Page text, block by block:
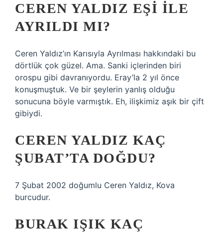
CEREN YALDIZ EŞI ILE
AYRILDI MI?
Ceren Yaldız’ın Karısıyla Ayrılması hakkındaki bu
dörtlük çok güzel. Ama. Sanki içlerinden biri
orospu gibi davranıyordu. Eray’la 2 yıl önce
konuşmuştuk. Ve bir şeylerin yanlış olduğu
sonucuna böyle varmıştık. Eh, ilişkimiz aşık bir çift
gibiydi.
CEREN YALDIZ KAÇ
ŞUBAT’TA DOĞDU?
7 Şubat 2002 doğumlu Ceren Yaldız, Kova
burcudur.
BURAK IŞIK KAÇ